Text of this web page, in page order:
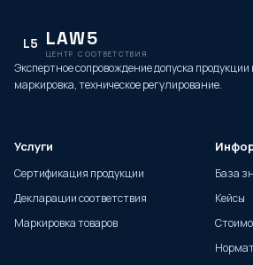
L5 LAW5
ЦЕНТР СООТВЕТСТВИЯ
Экспертное сопровождение допуска
маркировка, техническое регулирование.
Услуги
Сертификация продукции
Декларации соответствия
Маркировка товаров
База
Кейсы